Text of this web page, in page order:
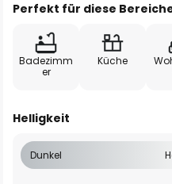
Perfekt für diese
Badezimm
er
Küche
Helligkeit
Dunkel